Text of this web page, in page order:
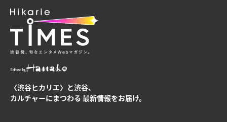
Edited by
〈渋谷ヒカリエ〉と渋谷、
カルチャーにまつわる 最新情報をお届け。